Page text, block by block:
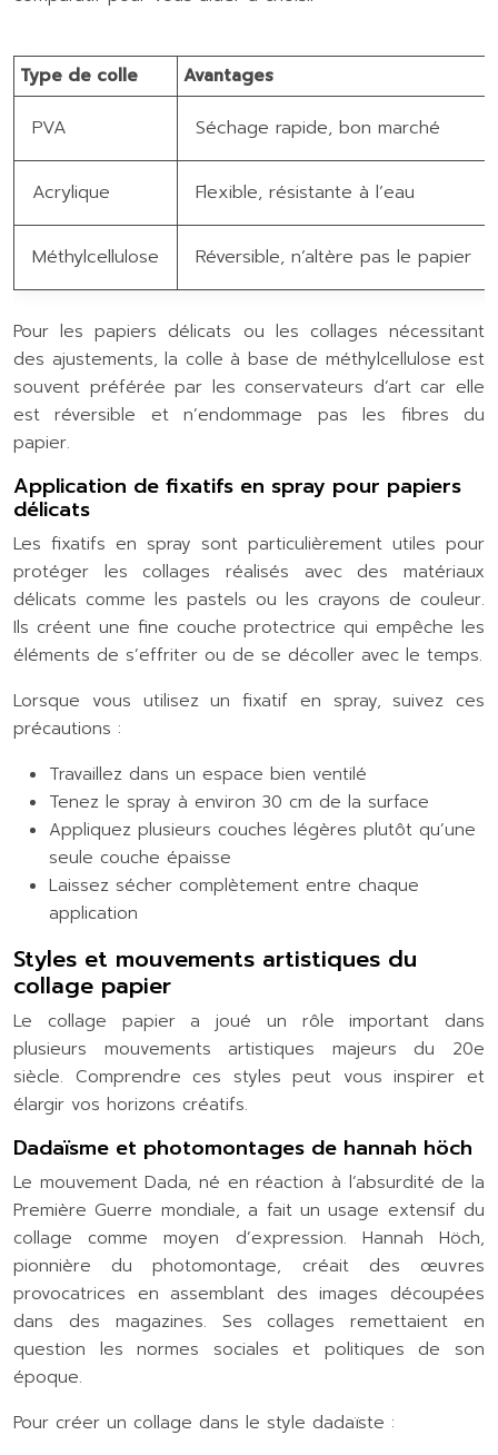
Type de colle Avantages
PVA Séchage rapide, bon marché
Acrylique Flexible, résistante à l’eau
Méthylcellulose Réversible, n’altère pas le papier
Pour les papiers délicats ou les collages nécessitant
des ajustements, la colle à base de méthylcellulose est
souvent préférée par les conservateurs d’art car elle
est réversible et n’endommage pas les fibres du
papier.
Application de fixatifs en spray pour papiers
délicats
Les fixatifs en spray sont particulièrement utiles pour
protéger les collages réalisés avec des matériaux
délicats comme les pastels ou les crayons de couleur.
Ils créent une fine couche protectrice qui empêche les
éléments de s’effriter ou de se décoller avec le temps.
Lorsque vous utilisez un fixatif en spray, suivez ces
précautions :
Travaillez dans un espace bien ventilé
Tenez le spray à environ 30 cm de la surface
Appliquez plusieurs couches légères plutôt qu’une
seule couche épaisse
Laissez sécher complètement entre chaque
application
Styles et mouvements artistiques du
collage papier
Le collage papier a joué un rôle important dans
plusieurs mouvements artistiques majeurs du 20e
siècle. Comprendre ces styles peut vous inspirer et
élargir vos horizons créatifs.
Dadaïsme et photomontages de hannah höch
Le mouvement Dada, né en réaction à l’absurdité de la
Première Guerre mondiale, a fait un usage extensif du
collage comme moyen d’expression. Hannah Höch,
pionnière du photomontage, créait des œuvres
provocatrices en assemblant des images découpées
dans des magazines. Ses collages remettaient en
question les normes sociales et politiques de son
époque.
Pour créer un collage dans le style dadaïste :